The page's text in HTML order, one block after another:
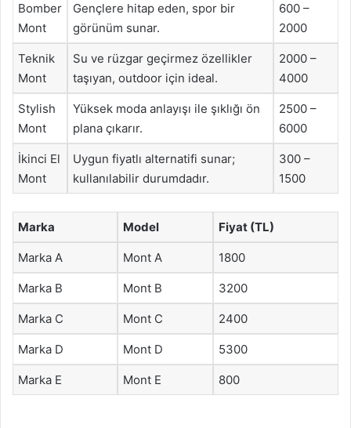
Bomber
Mont
Gençlere hitap eden, spor bir
görünüm sunar.
600 –
2000
Teknik
Mont
Su ve rüzgar geçirmez özellikler
taşıyan, outdoor için ideal.
2000 –
4000
Stylish
Mont
Yüksek moda anlayışı ile şıklığı ön
plana çıkarır.
2500 –
6000
İkinci El
Mont
Uygun fiyatlı alternatifi sunar;
kullanılabilir durumdadır.
300 –
1500
Marka Model Fiyat (TL)
Marka A Mont A 1800
Marka B Mont B 3200
Marka C Mont C 2400
Marka D Mont D 5300
Marka E Mont E 800